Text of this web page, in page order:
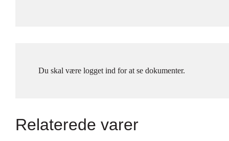
Du skal være logget ind for at se dokumenter.
Relaterede varer